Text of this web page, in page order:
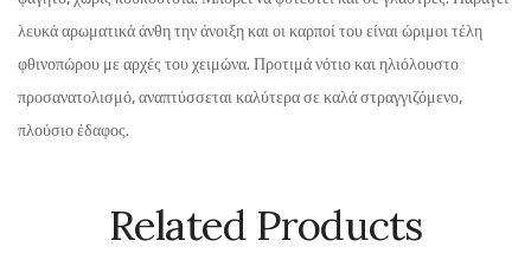
λευκά αρωματικά άνθη την άνοιξη και οι καρποί του είναι ώριμοι τέλη
φθινοπώρου με αρχές του χειμώνα. Προτιμά νότιο και ηλιόλουστο
προσανατολισμό, αναπτύσσεται καλύτερα σε καλά στραγγιζόμενο,
πλούσιο έδαφος.
Related Products